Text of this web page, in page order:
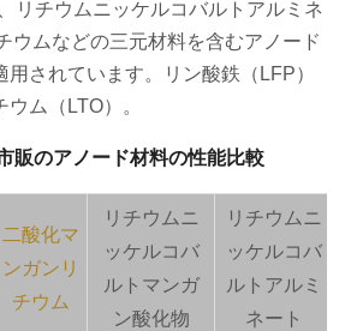
リチウムニッケルコバルトアルミネ
ウムなどの三元材料を含むアノード
されています。リン酸鉄（LFP）
ム（LTO）。
販のアノード材料の性能比較
二酸化マ
ンガンリ
チウム
リチウムニ
ッケルコバ
ルトマンガ
ン酸化物
リチウムニ
ッケルコバ
ルトアルミ
ネート